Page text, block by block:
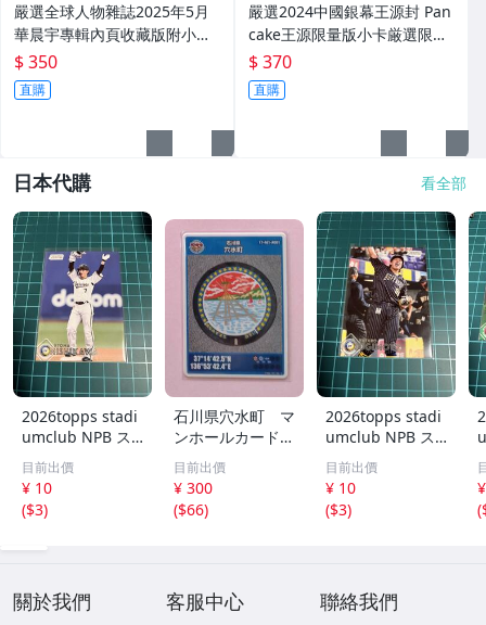
嚴選全球人物雜誌2025年5月
華晨宇專輯內頁收藏版附小卡
環球人物 華晨宇 小卡
$ 350
直購
嚴選2024中國銀幕王源封 Pan
cake王源限量版小卡厳選限量
版 2024年中國銀幕、王源、封
面
$ 370
直購
日本代購 看全部
2026topps stadi
umclub NPB ス
タジアムクラブ 1
60 オリックスバ
ファローズ 西川
龍馬
目前出價
¥ 10
($3)
石川県穴水町 マ
ンホールカード
A001 ロット00
4
目前出價
¥ 300
($66)
2026topps stadi
umclub NPB ス
タジアムクラブ 1
68 オリックスバ
ファローズ 杉本
裕太郎
目前出價
¥ 10
($3)
(
關於我們 客服中心 聯絡我們